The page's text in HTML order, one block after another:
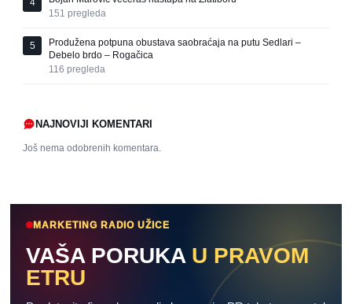
151 pregleda
5
Produžena potpuna obustava saobraćaja na putu Sedlari –
Debelo brdo – Rogačica
116 pregleda
NAJNOVIJI KOMENTARI
Još nema odobrenih komentara.
MARKETING RADIO UŽICE
VAŠA PORUKA U PRAVOM
ETRU